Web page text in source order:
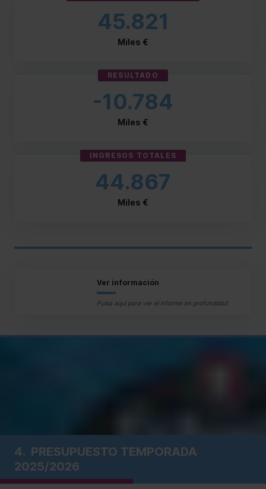
45.821
Miles €
RESULTADO
-10.784
Miles €
INGRESOS TOTALES
44.867
Miles €
Ver información
Pulsa aquí para ver el informe en profundidad
4. PRESUPUESTO TEMPORADA
2025/2026